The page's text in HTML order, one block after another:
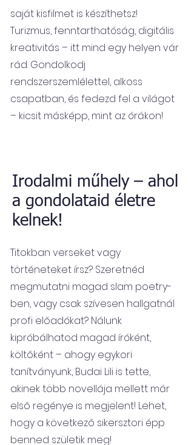
saját kisfilmet is készíthetsz!
Turizmus, fenntarthatóság, digitális
kreativitás – itt mind egy helyen vár
rád. Gondolkodj
rendszerszemlélettel, alkoss
csapatban, és fedezd fel a világot
– kicsit másképp, mint az órákon!
Irodalmi műhely – ahol
a gondolataid életre
kelnek!
Titokban verseket vagy
történeteket írsz? Szeretnéd
megmutatni magad slam poetry-
ben, vagy csak szívesen hallgatnál
profi előadókat? Nálunk
kipróbálhatod magad íróként,
költőként – ahogy egykori
tanítványunk, Budai Lili is tette,
akinek több novellája mellett már
első regénye is megjelent! Lehet,
hogy a következő sikersztori épp
benned születik meg!